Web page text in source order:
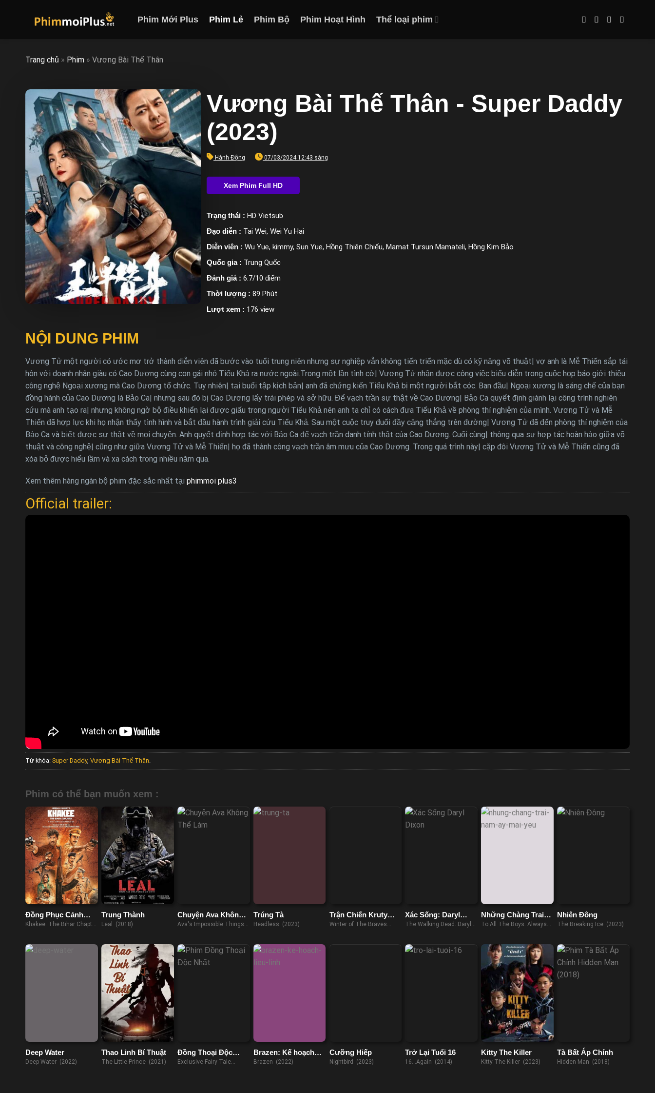
Phim Mới Plus Phim Lẻ Phim Bộ Phim Hoạt Hình Thể loại phim
Trang chủ » Phim » Vương Bài Thế Thân
Vương Bài Thế Thân - Super Daddy
(2023)
Hành Động 07/03/2024 12:43 sáng
Trạng thái : HD Vietsub
Đạo diễn : Tai Wei, Wei Yu Hai
Diễn viên : Wu Yue, kimmy, Sun Yue, Hồng Thiên Chiếu, Mamat Tursun Mamateli, Hồng Kim Bảo
Quốc gia : Trung Quốc
Đánh giá : 6.7/10 điểm
Thời lượng : 89 Phút
Lượt xem : 176 view
NỘI DUNG PHIM
Vương Tử một người có ước mơ trở thành diễn viên đã bước vào tuổi trung niên nhưng sự nghiệp vẫn không tiến triển mặc dù có kỹ năng võ thuật| vợ anh là Mễ Thiến sắp tái
hôn với doanh nhân giàu có Cao Dương cùng con gái nhỏ Tiểu Khả ra nước ngoài.Trong một lần tình cờ| Vương Tử nhận được công việc biểu diễn trong cuộc họp báo giới thiệu
công nghệ Ngoại xương mà Cao Dương tổ chức. Tuy nhiên| tại buổi tập kịch bản| anh đã chứng kiến Tiểu Khả bị một người bắt cóc. Ban đầu| Ngoại xương là sáng chế của bạn
đồng hành của Cao Dương là Bảo Ca| nhưng sau đó bị Cao Dương lấy trái phép và sở hữu. Để vạch trần sự thật về Cao Dương| Bảo Ca quyết định giành lại công trình nghiên
cứu mà anh tạo ra| nhưng không ngờ bộ điều khiển lại được giấu trong người Tiểu Khả nên anh ta chỉ có cách đưa Tiểu Khả về phòng thí nghiệm của mình. Vương Tử và Mễ
Thiến đã hợp lực khi họ nhận thấy tình hình và bắt đầu hành trình giải cứu Tiểu Khả. Sau một cuộc truy đuổi đầy căng thẳng trên đường| Vương Tử đã đến phòng thí nghiệm của
Bảo Ca và biết được sự thật về mọi chuyện. Anh quyết định hợp tác với Bảo Ca để vạch trần danh tính thật của Cao Dương. Cuối cùng| thông qua sự hợp tác hoàn hảo giữa võ
thuật và công nghệ| cũng như giữa Vương Tử và Mễ Thiến| họ đã thành công vạch trần âm mưu của Cao Dương. Trong quá trình này| cặp đôi Vương Tử và Mễ Thiến cũng đã
xóa bỏ được hiểu lầm và xa cách trong nhiều năm qua.
Xem thêm hàng ngàn bộ phim đặc sắc nhất tại phimmoi plus3
Official trailer:
Từ khóa: Super Daddy, Vương Bài Thế Thân
Phim có thể bạn muốn xem :
Đồng Phục Cảnh
Sát: Ký Sự Bihar
Khakee: The Bihar Chapter
Trung Thành
Leal (2018)
Chuyện Ava Không
Thể Làm
Ava's Impossible Things
Trúng Tà
Headless (2023)
Trận Chiến Kruty
1918
Winter of The Braves
Xác Sống: Daryl
Dixon
The Walking Dead: Daryl
Những Chàng Trai
Năm Ấy: Mãi Yêu
To All The Boys: Always
Nhiên Đông
The Breaking Ice (2023)
Deep Water
Deep Water (2022)
Thao Linh Bí Thuật
The Little Prince (2021)
Đồng Thoại Độc
Nhất
Exclusive Fairy Tale
Brazen: Kế hoạch
liều lĩnh
Brazen (2022)
Cưỡng Hiếp
Nightbird (2023)
Trở Lại Tuổi 16
16…Again (2014)
Kitty The Killer
Kitty The Killer (2023)
Tà Bất Áp Chính
Hidden Man (2018)